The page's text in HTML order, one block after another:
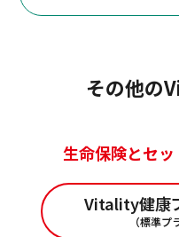
その他の
生命保険とセ
Vitality健康
（標準プ